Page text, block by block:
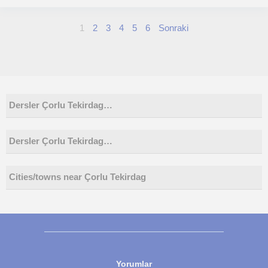
1 2 3 4 5 6 Sonraki
Dersler Çorlu Tekirdag…
Dersler Çorlu Tekirdag…
Cities/towns near Çorlu Tekirdag
Yorumlar